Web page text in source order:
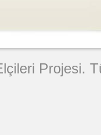
Projesi.